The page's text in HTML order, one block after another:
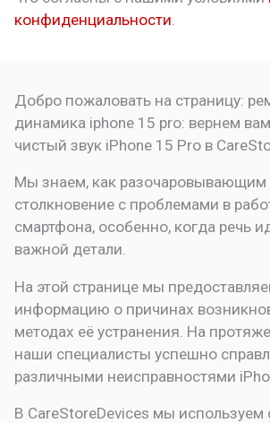
конфиденциальности.
Добро пожаловать на страницу:
динамика iphone 15 pro: вернем
чистый звук iPhone 15 Pro в
Мы знаем, как
столкновение с проблемами в
смартфона, особенно, когда речь
важной детали.
На этой странице мы
информацию о причинах
методах её устранения. На
наши специалисты успешно
различными неисправностями
В CareStoreDevices мы